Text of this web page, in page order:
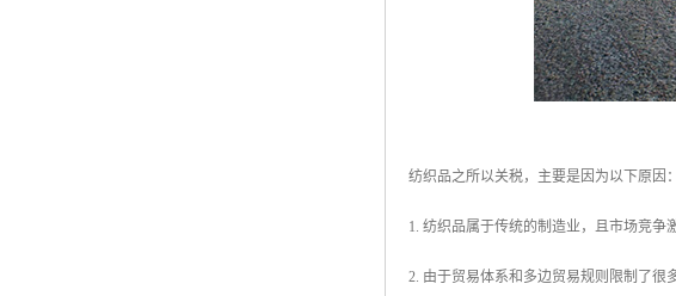
纺织品之所以关税，主要是因为以下原因：
1. 纺织品属于传统的制造业，且市场竞争
2. 由于贸易体系和多边贸易规则限制了很